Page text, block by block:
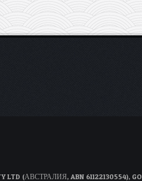
(АВСТРАЛИЯ, ABN 61122130554), GO